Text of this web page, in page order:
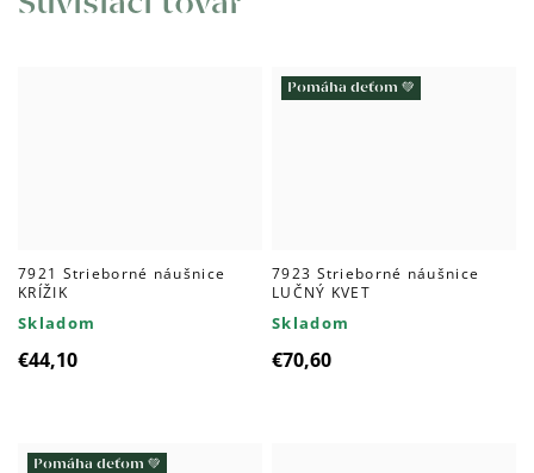
7921 Strieborné náušnice
KRÍŽIK
Skladom
€44,10
Pomáha deťom 💚
7923 Strieborné náušnice
LUČNÝ KVET
Skladom
€70,60
Pomáha deťom 💚